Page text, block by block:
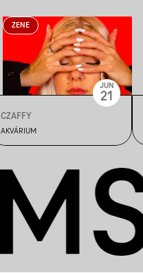
ZENE
CZAFFY
AKVÁRIUM
JUN
21